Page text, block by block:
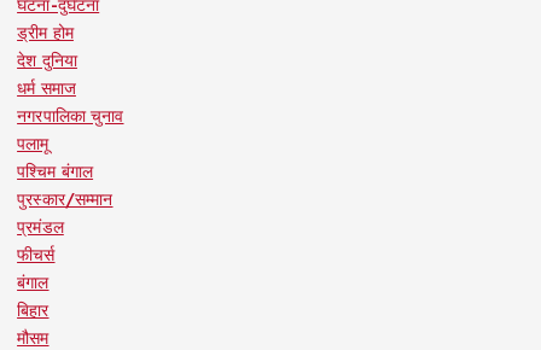
घटना-दुर्घटना
ड्रीम होम
देश दुनिया
धर्म समाज
नगरपालिका चुनाव
पलामू
पश्चिम बंगाल
पुरस्कार/सम्मान
प्रमंडल
फीचर्स
बंगाल
बिहार
मौसम